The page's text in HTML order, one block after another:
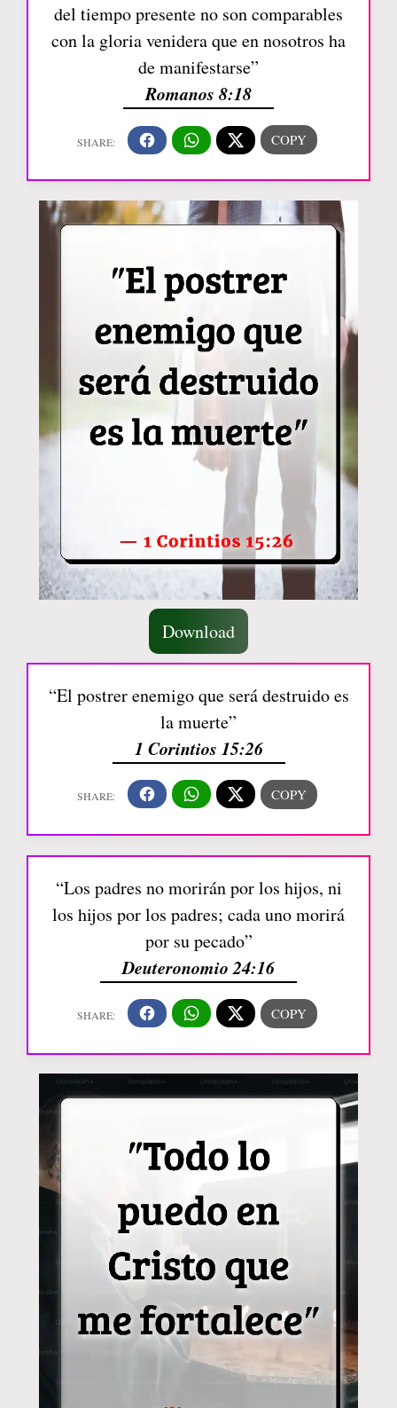
del tiempo presente no son comparables
con la gloria venidera que en nosotros ha
de manifestarse”
Romanos 8:18
Download
“El postrer enemigo que será destruido es
la muerte”
1 Corintios 15:26
“Los padres no morirán por los hijos, ni
los hijos por los padres; cada uno morirá
por su pecado”
Deuteronomio 24:16